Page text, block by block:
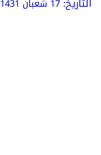
17 شعبان 1431